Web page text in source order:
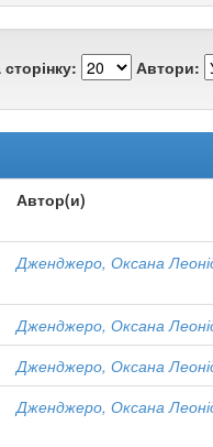
Автори:
Автор(и)
Дженджеро, Оксана
Дженджеро, Оксана
Дженджеро, Оксана
Дженджеро, Оксана